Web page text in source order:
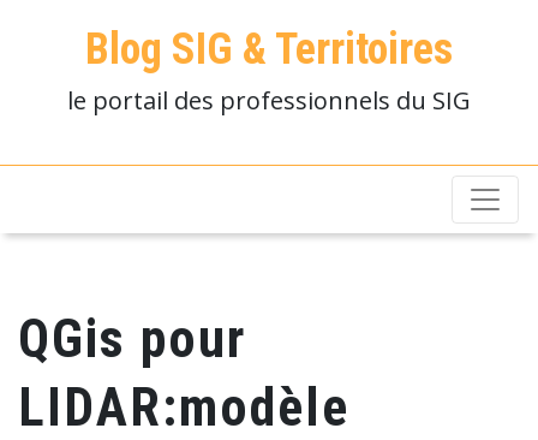
Blog SIG & Territoires
le portail des professionnels du SIG
QGis pour
LIDAR:modèle